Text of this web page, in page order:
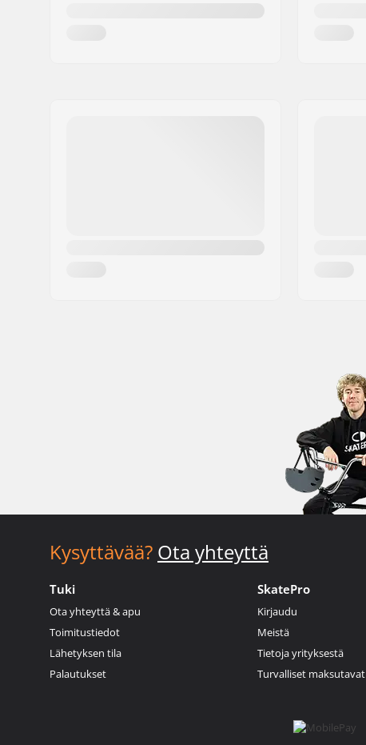
Kysyttävää? Ota yhteyttä
Tuki
Ota yhteyttä & apu
Toimitustiedot
Lähetyksen tila
Palautukset
SkatePro
Kirjaudu
Meistä
Tietoja yrityksestä
Turvalliset maksutavat